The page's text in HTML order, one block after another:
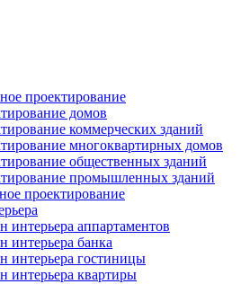
проектирование
домов
коммерческих зданий
многоквартирных домов
общественных зданий
промышленных зданий
проектирование
интерьера аппартаментов
интерьера банка
интерьера гостиницы
интерьера квартиры